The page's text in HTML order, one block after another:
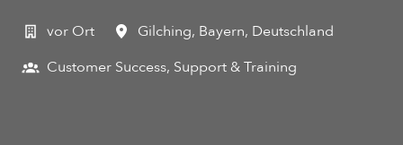
vor Ort Gilching, Bayern, Deutschland
Customer Success, Support & Training